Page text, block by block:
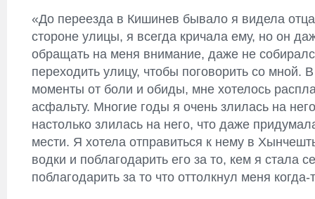
«До переезда в Кишинев бывало я видела
стороне улицы, я всегда кричала ему, но он
обращать на меня внимание, даже не
переходить улицу, чтобы поговорить со мной. В
моменты от боли и обиды, мне хотелось
асфальту. Многие годы я очень злилась на
настолько злилась на него, что даже
мести. Я хотела отправиться к нему в
водки и поблагодарить его за то, кем я стала
поблагодарить за то что оттолкнул меня когда-